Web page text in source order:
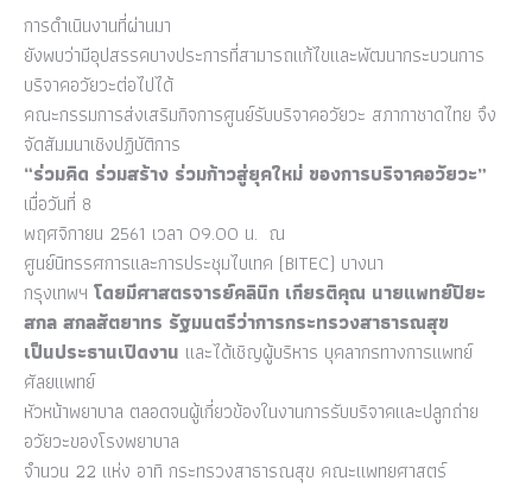
การดำเนินงานที่ผ่านมา
ยังพบว่ามีอุปสรรคบางประการที่สามารถแก้ไขและพัฒนากระบวนการ
บริจาคอวัยวะต่อไปได้
คณะกรรมการส่งเสริมกิจการศูนย์รับบริจาคอวัยวะ สภากาชาดไทย จึง
จัดสัมมนาเชิงปฏิบัติการ
“ร่วมคิด ร่วมสร้าง ร่วมก้าวสู่ยุคใหม่ ของการบริจาคอวัยวะ”
เมื่อวันที่ 8
พฤศจิกายน 2561 เวลา 09.00 น. ณ
ศูนย์นิทรรศการและการประชุมไบเทค (BITEC) บางนา
กรุงเทพฯ โดยมีศาสตรจารย์คลินิก เกียรติคุณ นายแพทย์ปิยะ
สกล สกลสัตยาทร รัฐมนตรีว่าการกระทรวงสาธารณสุข
เป็นประธานเปิดงาน และได้เชิญผู้บริหาร บุคลากรทางการแพทย์
ศัลยแพทย์
หัวหน้าพยาบาล ตลอดจนผู้เกี่ยวข้องในงานการรับบริจาคและปลูกถ่าย
อวัยวะของโรงพยาบาล
จำนวน 22 แห่ง อาทิ กระทรวงสาธารณสุข คณะแพทยศาสตร์